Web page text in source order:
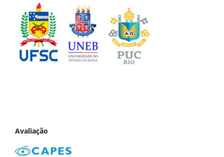
Avaliação